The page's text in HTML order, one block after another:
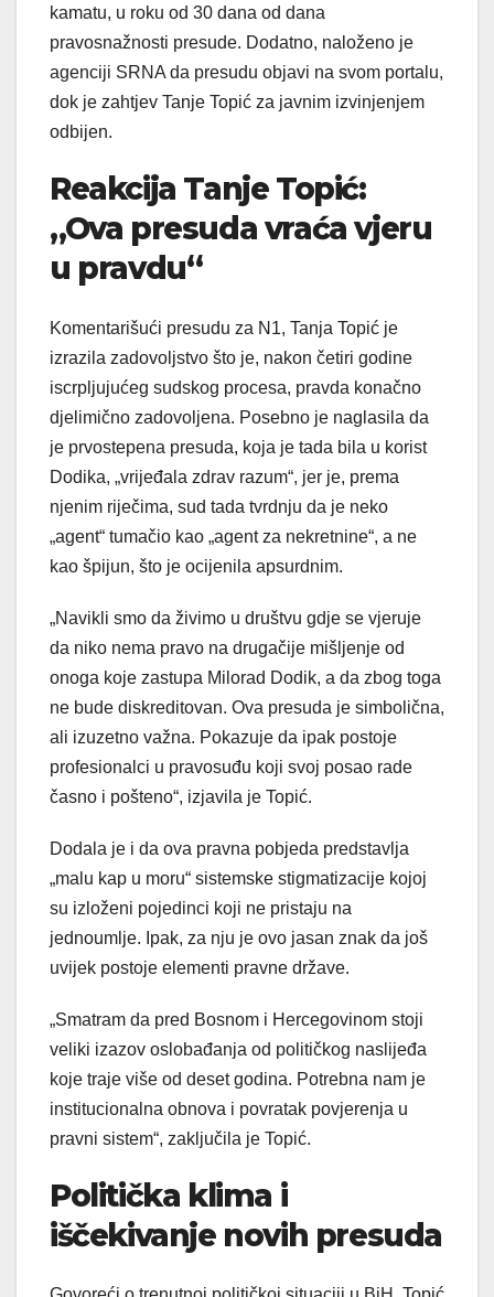
kamatu, u roku od 30 dana od dana
pravosnažnosti presude. Dodatno, naloženo je
agenciji SRNA da presudu objavi na svom portalu,
dok je zahtjev Tanje Topić za javnim izvinjenjem
odbijen.
Reakcija Tanje Topić:
„Ova presuda vraća vjeru
u pravdu“
Komentarišući presudu za N1, Tanja Topić je
izrazila zadovoljstvo što je, nakon četiri godine
iscrpljujućeg sudskog procesa, pravda konačno
djelimično zadovoljena. Posebno je naglasila da
je prvostepena presuda, koja je tada bila u korist
Dodika, „vrijeđala zdrav razum“, jer je, prema
njenim riječima, sud tada tvrdnju da je neko
„agent“ tumačio kao „agent za nekretnine“, a ne
kao špijun, što je ocijenila apsurdnim.
„Navikli smo da živimo u društvu gdje se vjeruje
da niko nema pravo na drugačije mišljenje od
onoga koje zastupa Milorad Dodik, a da zbog toga
ne bude diskreditovan. Ova presuda je simbolična,
ali izuzetno važna. Pokazuje da ipak postoje
profesionalci u pravosuđu koji svoj posao rade
časno i pošteno“, izjavila je Topić.
Dodala je i da ova pravna pobjeda predstavlja
„malu kap u moru“ sistemske stigmatizacije kojoj
su izloženi pojedinci koji ne pristaju na
jednoumlje. Ipak, za nju je ovo jasan znak da još
uvijek postoje elementi pravne države.
„Smatram da pred Bosnom i Hercegovinom stoji
veliki izazov oslobađanja od političkog naslijeđa
koje traje više od deset godina. Potrebna nam je
institucionalna obnova i povratak povjerenja u
pravni sistem“, zaključila je Topić.
Politička klima i
iščekivanje novih presuda